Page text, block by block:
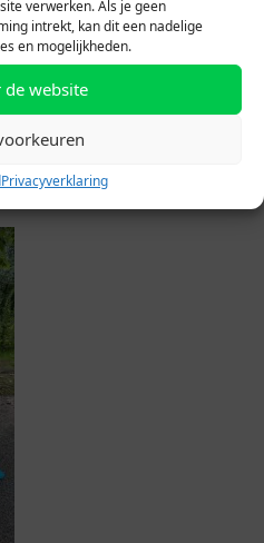
verwerken. Als je geen
intrekt, kan dit een nadelige
en mogelijkheden.
de website
Privacyverklaring
dat we deze dagen
mede dankzij de financiële
Daarvoor onze
deze vlog